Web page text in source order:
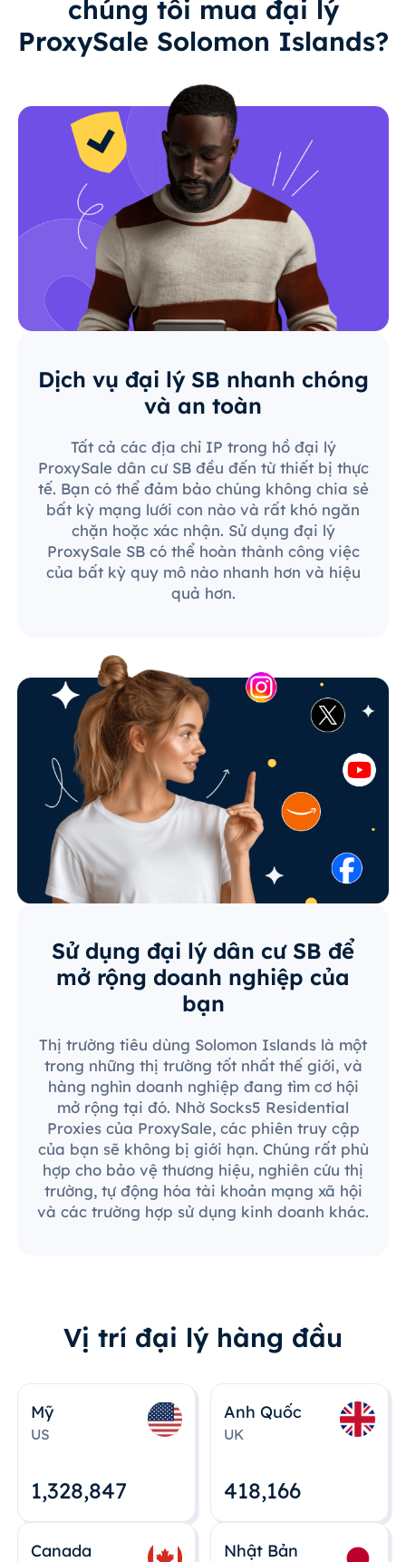
chúng tôi mua đại lý
ProxySale Solomon Islands?
Dịch vụ đại lý SB nhanh chóng
và an toàn
Tất cả các địa chỉ IP trong hồ đại lý
ProxySale dân cư SB đều đến từ thiết bị thực
tế. Bạn có thể đảm bảo chúng không chia sẻ
bất kỳ mạng lưới con nào và rất khó ngăn
chặn hoặc xác nhận. Sử dụng đại lý
ProxySale SB có thể hoàn thành công việc
của bất kỳ quy mô nào nhanh hơn và hiệu
quả hơn.
Sử dụng đại lý dân cư SB để
mở rộng doanh nghiệp của
bạn
Thị trường tiêu dùng Solomon Islands là một
trong những thị trường tốt nhất thế giới, và
hàng nghìn doanh nghiệp đang tìm cơ hội
mở rộng tại đó. Nhờ Socks5 Residential
Proxies của ProxySale, các phiên truy cập
của bạn sẽ không bị giới hạn. Chúng rất phù
hợp cho bảo vệ thương hiệu, nghiên cứu thị
trường, tự động hóa tài khoản mạng xã hội
và các trường hợp sử dụng kinh doanh khác.
Vị trí đại lý hàng đầu
Mỹ
US
1,328,848
Anh Quốc
UK
418,167
Canada Nhật Bản